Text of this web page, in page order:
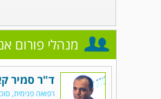
מנהלי פורום
ד"ר סמיר
רפואה פנימית,